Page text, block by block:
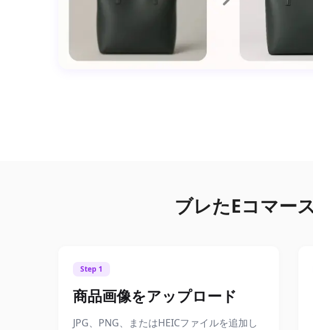
ブレたEコマー
Step 1
商品画像をアップロード
JPG、PNG、またはHEICファイルを追加し